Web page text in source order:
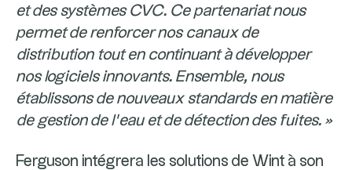
et des systèmes CVC. Ce partenariat nous
permet de renforcer nos canaux de
distribution tout en continuant à développer
nos logiciels innovants. Ensemble, nous
établissons de nouveaux standards en matière
de gestion de l’eau et de détection des fuites. »
Ferguson intégrera les solutions de Wint à son